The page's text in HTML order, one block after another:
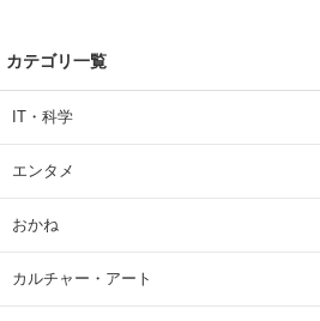
カテゴリ一覧
IT・科学
エンタメ
おかね
カルチャー・アート